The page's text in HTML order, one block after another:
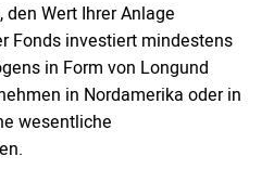
Wert Ihrer Anlage
Fonds investiert mindestens
in Form von Longund
in Nordamerika oder in
wesentliche